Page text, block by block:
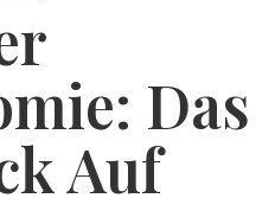
Das
Auf